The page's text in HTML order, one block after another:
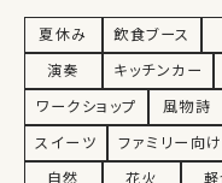
夏休み 飲食ブース
演奏
キッチンカー
ワークショップ
風物詩
スイーツ
ファミリー向け
自然
花火 軽